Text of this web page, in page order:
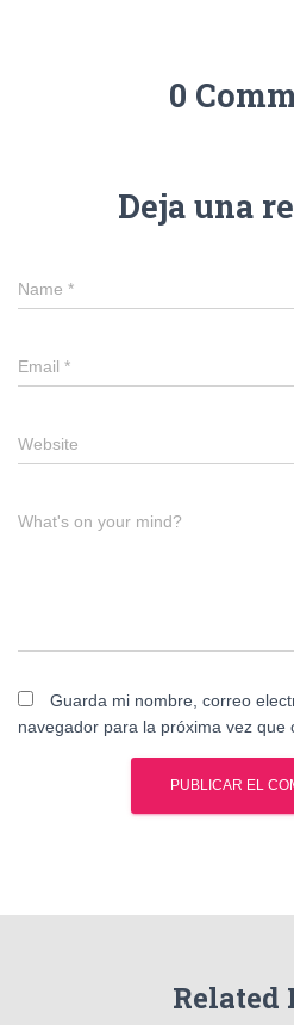
0
Deja una
Name *
Email *
Website
What's on your mind?
Guarda mi nombre, correo
navegador para la próxima vez que
Related